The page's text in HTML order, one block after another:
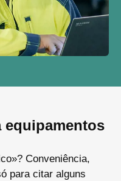
equipamentos
Conveniência,
para citar alguns